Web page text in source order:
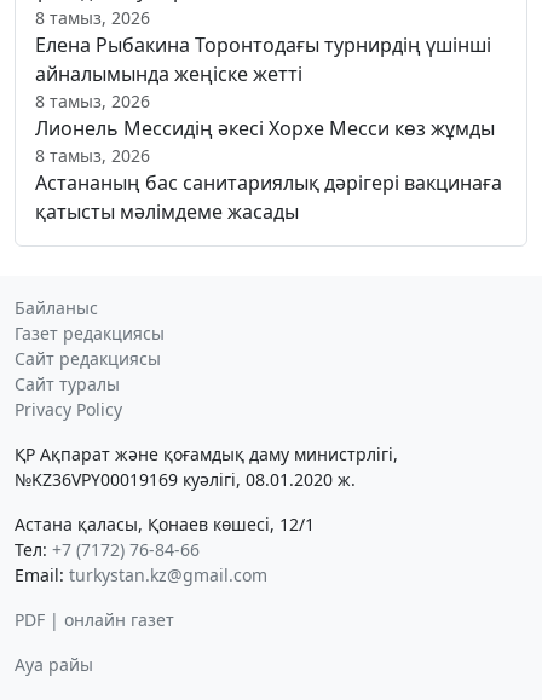
8 тамыз, 2026
Елена Рыбакина Торонтодағы турнирдің үшінші
айналымында жеңіске жетті
8 тамыз, 2026
Лионель Мессидің әкесі Хорхе Месси көз жұмды
8 тамыз, 2026
Астананың бас санитариялық дәрігері вакцинаға
қатысты мәлімдеме жасады
Байланыс
Газет редакциясы
Сайт редакциясы
Сайт туралы
Privacy Policy
ҚР Ақпарат және қоғамдық даму министрлігі,
№KZ36VPY00019169 куәлігі, 08.01.2020 ж.
Астана қаласы, Қонаев көшесі, 12/1
Тел: +7 (7172) 76-84-66
Email: turkystan.kz@gmail.com
PDF | онлайн газет
Ауа райы